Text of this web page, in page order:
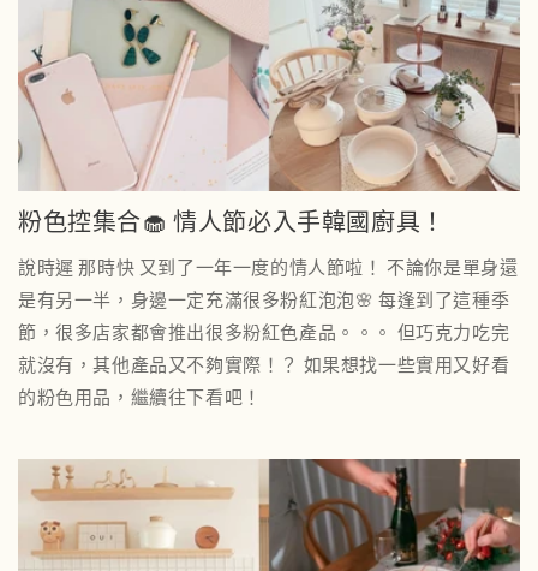
粉色控集合🧁 情人節必入手韓國廚具！
說時遲 那時快 又到了一年一度的情人節啦！ 不論你是單身還
是有另一半，身邊一定充滿很多粉紅泡泡🌸 每逢到了這種季
節，很多店家都會推出很多粉紅色產品。。。 但巧克力吃完
就沒有，其他產品又不夠實際！？ 如果想找一些實用又好看
的粉色用品，繼續往下看吧！